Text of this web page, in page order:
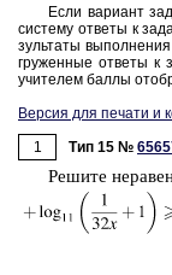
Если ва­ри­ант
си­сте­му от­ве­ты к
зуль­та­ты
гру­жен­ные от­ве­ты к
учи­те­лем баллы
Версия для печати и
1
Тип 15 №
Ре­ши­те